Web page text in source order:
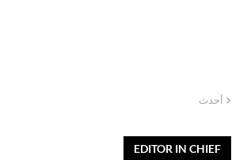
أحدث
EDITOR IN CHIEF